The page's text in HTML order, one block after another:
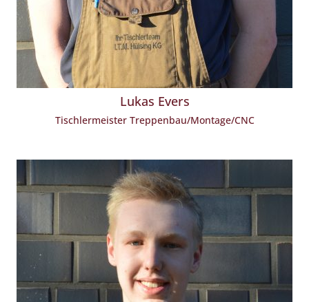
Lukas Evers
Tischlermeister Treppenbau/Montage/CNC